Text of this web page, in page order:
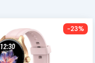
-23%